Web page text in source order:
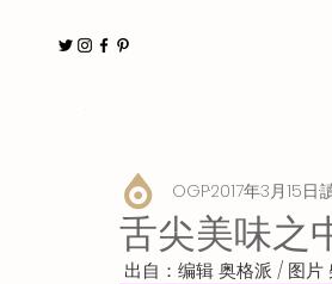
舌尖美味之
OGP2017年3月15日
出自：编辑 奥格派 / 图片